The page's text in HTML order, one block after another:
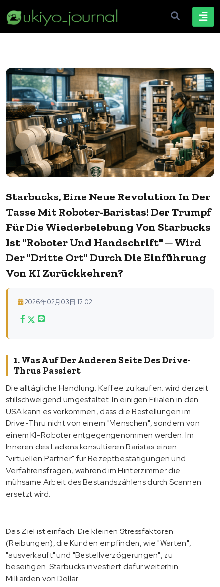
Starbucks, Eine Neue Revolution In Der
Tasse Mit Roboter-Baristas! Der Trumpf
Für Die Wiederbelebung Von Starbucks
Ist "Roboter Und Handschrift" ─ Wird
Der "dritte Ort" Durch Die Einführung
Von KI Zurückkehren?
2026年02月03日 17:02
1. Was Auf Der Anderen Seite Des Drive-
Thrus Passiert
Die alltägliche Handlung, Kaffee zu kaufen, wird derzeit
stillschweigend umgestaltet. In einigen Filialen in den
USA kann es vorkommen, dass die Bestellungen im
Drive-Thru nicht von einem "Menschen", sondern von
einem KI-Roboter entgegengenommen werden. Im
Inneren des Ladens konsultieren Baristas einen
"virtuellen Partner" für Rezeptbestätigungen und
Verfahrensfragen, während im Hinterzimmer die
mühsame Arbeit des Bestandszählens durch Scannen
ersetzt wird.
Das Ziel ist einfach: Die kleinen Stressfaktoren
(Reibungen), die Kunden empfinden, wie "Warten",
"ausverkauft" und "Bestellverzögerungen", zu
beseitigen. Starbucks investiert dafür weiterhin
Milliarden von Dollar.